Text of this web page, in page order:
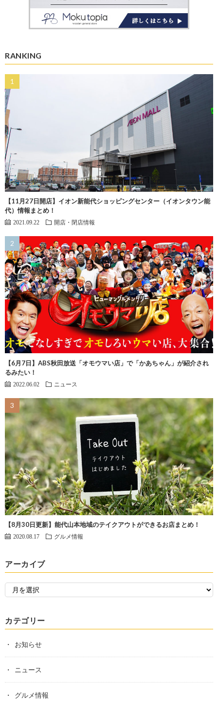
RANKING
【11月27日開店】イオン新能代ショッピングセンター（イオンタウン能
代）情報まとめ！
2021.09.22 開店・閉店情報
【6月7日】ABS秋田放送「オモウマい店」で「かあちゃん」が紹介され
るみたい！
2022.06.02 ニュース
【8月30日更新】能代山本地域のテイクアウトができるお店まとめ！
2020.08.17 グルメ情報
アーカイブ
カテゴリー
お知らせ
ニュース
グルメ情報